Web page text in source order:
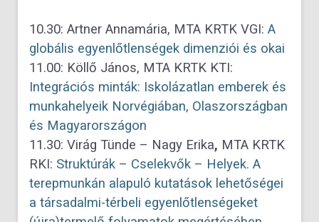
10.30: Artner Annamária, MTA KRTK VGI: A
globális egyenlőtlenségek dimenziói és okai
11.00: Köllő János, MTA KRTK KTI:
Integrációs minták: Iskolázatlan emberek és
munkahelyeik Norvégiában, Olaszországban
és Magyarországon
11.30: Virág Tünde – Nagy Erika, MTA KRTK
RKI: Struktúrák – Cselekvők – Helyek. A
terepmunkán alapuló kutatások lehetőségei
a társadalmi-térbeli egyenlőtlenségeket